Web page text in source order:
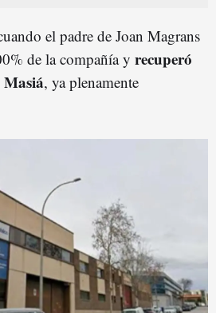
el padre de Joan Magrans
de la compañía y recuperó
, ya plenamente